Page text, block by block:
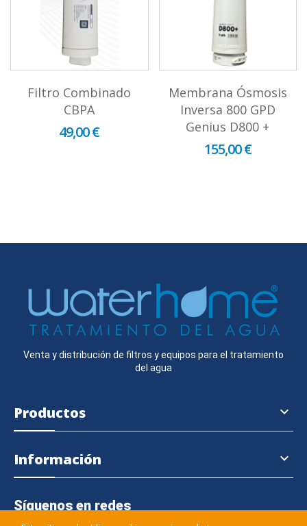
Filtro Combinado
CBPA
49,00 €
Membrana Ósmosis
Inversa 800 GPD
Genius D800 +
155,00 €
Venta y distribución de filtros y equipos para el tratamiento
del agua
Productos 
Información 
Síguenos en redes